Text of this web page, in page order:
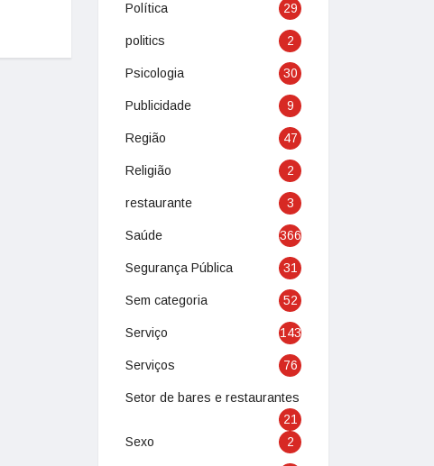
Política 29
politics 2
Psicologia 30
Publicidade 9
Região 47
Religião 2
restaurante 3
Saúde 366
Segurança Pública 31
Sem categoria 52
Serviço 143
Serviços 76
Setor de bares e restaurantes
21
Sexo
2